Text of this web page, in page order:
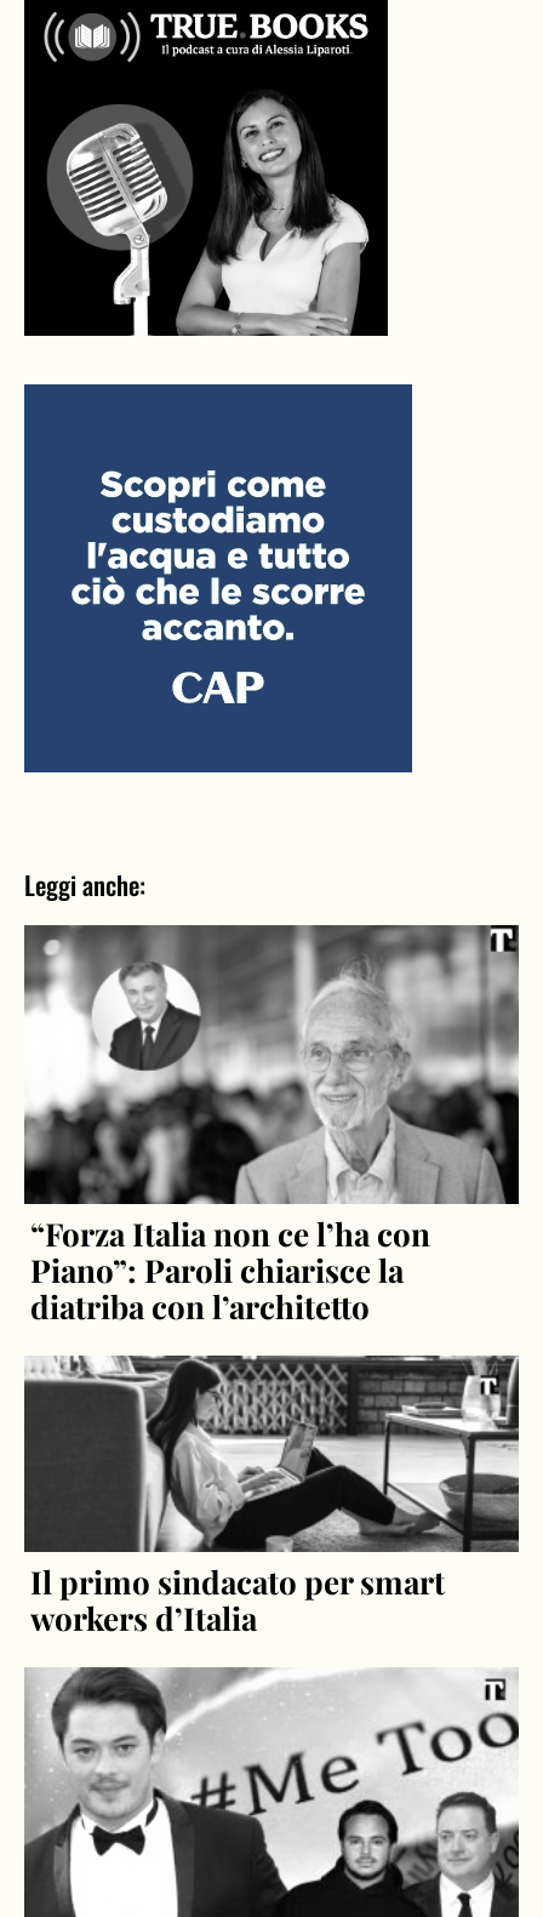
Leggi anche:
“Forza Italia non ce l’ha con
Piano”: Paroli chiarisce la
diatriba con l’architetto
Il primo sindacato per smart
workers d’Italia